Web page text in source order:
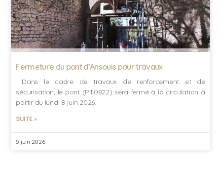
Fermeture du pont d’Ansouis pour travaux
Dans le cadre de travaux de renforcement et de
sécurisation, le pont (PT0822) sera fermé à la circulation à
partir du lundi 8 juin 2026.
SUITE »
5 juin 2026